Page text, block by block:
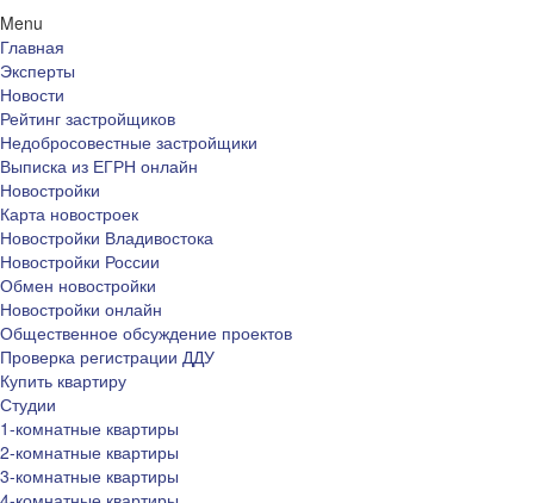
Menu
Главная
Эксперты
Новости
Рейтинг застройщиков
Недобросовестные застройщики
Выписка из ЕГРН онлайн
Новостройки
Карта новостроек
Новостройки Владивостока
Новостройки России
Обмен новостройки
Новостройки онлайн
Общественное обсуждение проектов
Проверка регистрации ДДУ
Купить квартиру
Студии
1-комнатные квартиры
2-комнатные квартиры
3-комнатные квартиры